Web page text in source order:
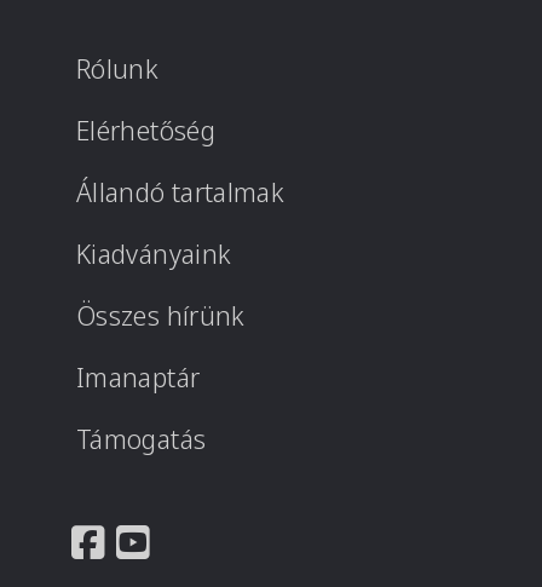
Rólunk
Elérhetőség
Állandó tartalmak
Kiadványaink
Összes hírünk
Imanaptár
Támogatás